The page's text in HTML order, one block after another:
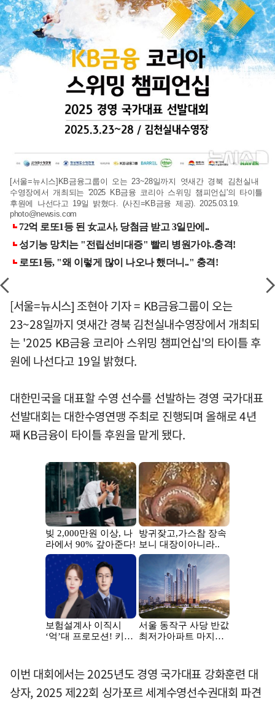
[서울=뉴시스]KB금융그룹이 오는 23~28일까지 엿새간 경북 김천실내
수영장에서 개최되는 '2025 KB금융 코리아 스위밍 챔피언십'의 타이틀
후원에 나선다고 19일 밝혔다. (사진=KB금융 제공). 2025.03.19.
photo@newsis.com
[서울=뉴시스] 조현아 기자 = KB금융그룹이 오는
23~28일까지 엿새간 경북 김천실내수영장에서 개최되
는 '2025 KB금융 코리아 스위밍 챔피언십'의 타이틀 후
원에 나선다고 19일 밝혔다.
대한민국을 대표할 수영 선수를 선발하는 경영 국가대표
선발대회는 대한수영연맹 주최로 진행되며 올해로 4년
째 KB금융이 타이틀 후원을 맡게 됐다.
이번 대회에서는 2025년도 경영 국가대표 강화훈련 대
상자, 2025 제22회 싱가포르 세계수영선수권대회 파견